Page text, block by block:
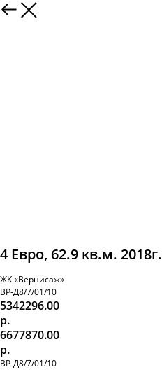
4 Евро, 62.9 кв.м. 2018г.
ЖК «Вернисаж»
ВР-Д8/7/01/10
5342296.00
р.
6677870.00
р.
ВР-Д8/7/01/10